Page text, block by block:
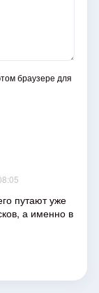
браузере для
путают уже
а именно в